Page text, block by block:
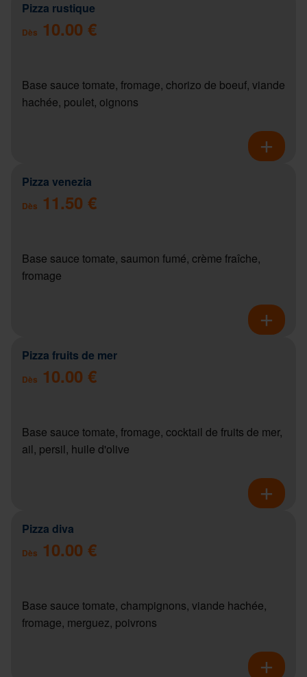
Pizza rustique
Dès 10.00 €
Base sauce tomate, fromage, chorizo de boeuf, viande
hachée, poulet, oignons
Pizza venezia
Dès 11.50 €
Base sauce tomate, saumon fumé, crème fraîche,
fromage
Pizza fruits de mer
Dès 10.00 €
Base sauce tomate, fromage, cocktail de fruits de mer,
ail, persil, huile d'olive
Pizza diva
Dès 10.00 €
Base sauce tomate, champignons, viande hachée,
fromage, merguez, poivrons